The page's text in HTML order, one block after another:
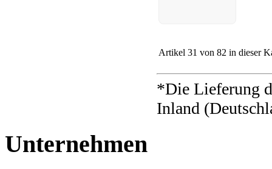
Artikel 31 von 82 in dieser
*Die Lieferung
Inland
Unternehmen